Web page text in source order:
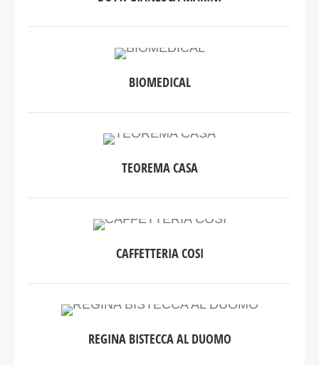
BIOMEDICAL
TEOREMA CASA
CAFFETTERIA COSI
REGINA BISTECCA AL DUOMO